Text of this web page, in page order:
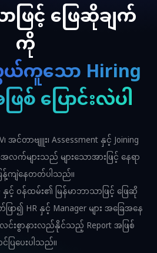
ဖြင့် ဖြေဆိုချက်
ကို
သော Hiring
စ် ပြောင်းလဲပါ
င်တာဗျူး၊ Assessment နှင့် Joining
က်များသည် များသောအားဖြင့် နေရာ
ကျဲနေတတ်ပါသည်။
နှင့် ဝန်ထမ်း၏ မြန်မာဘာသာဖြင့် ဖြေဆို
ြာ၍ HR နှင့် Manager များ အခြေအနေ
းစွာနားလည်နိုင်သည့် Report အဖြစ်
ပြပေးပါသည်။